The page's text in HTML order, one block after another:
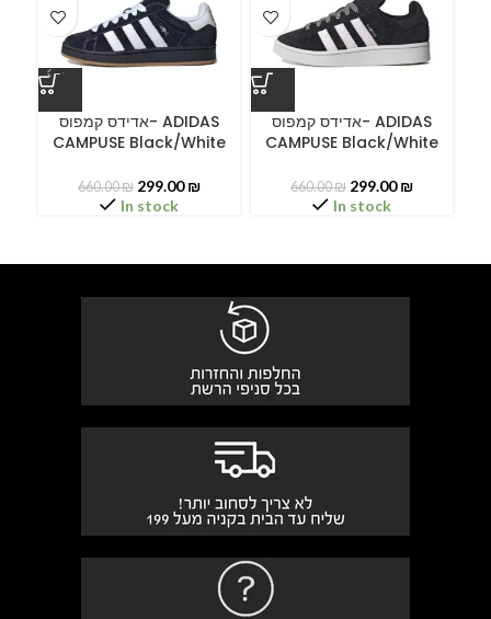
אדידס קמפוס- ADIDAS
CAMPUSE Black/White
660.00₪ 299.00₪
In stock
אדידס קמפוס- ADIDAS
CAMPUSE Black/White
660.00₪ 299.00₪
In stock